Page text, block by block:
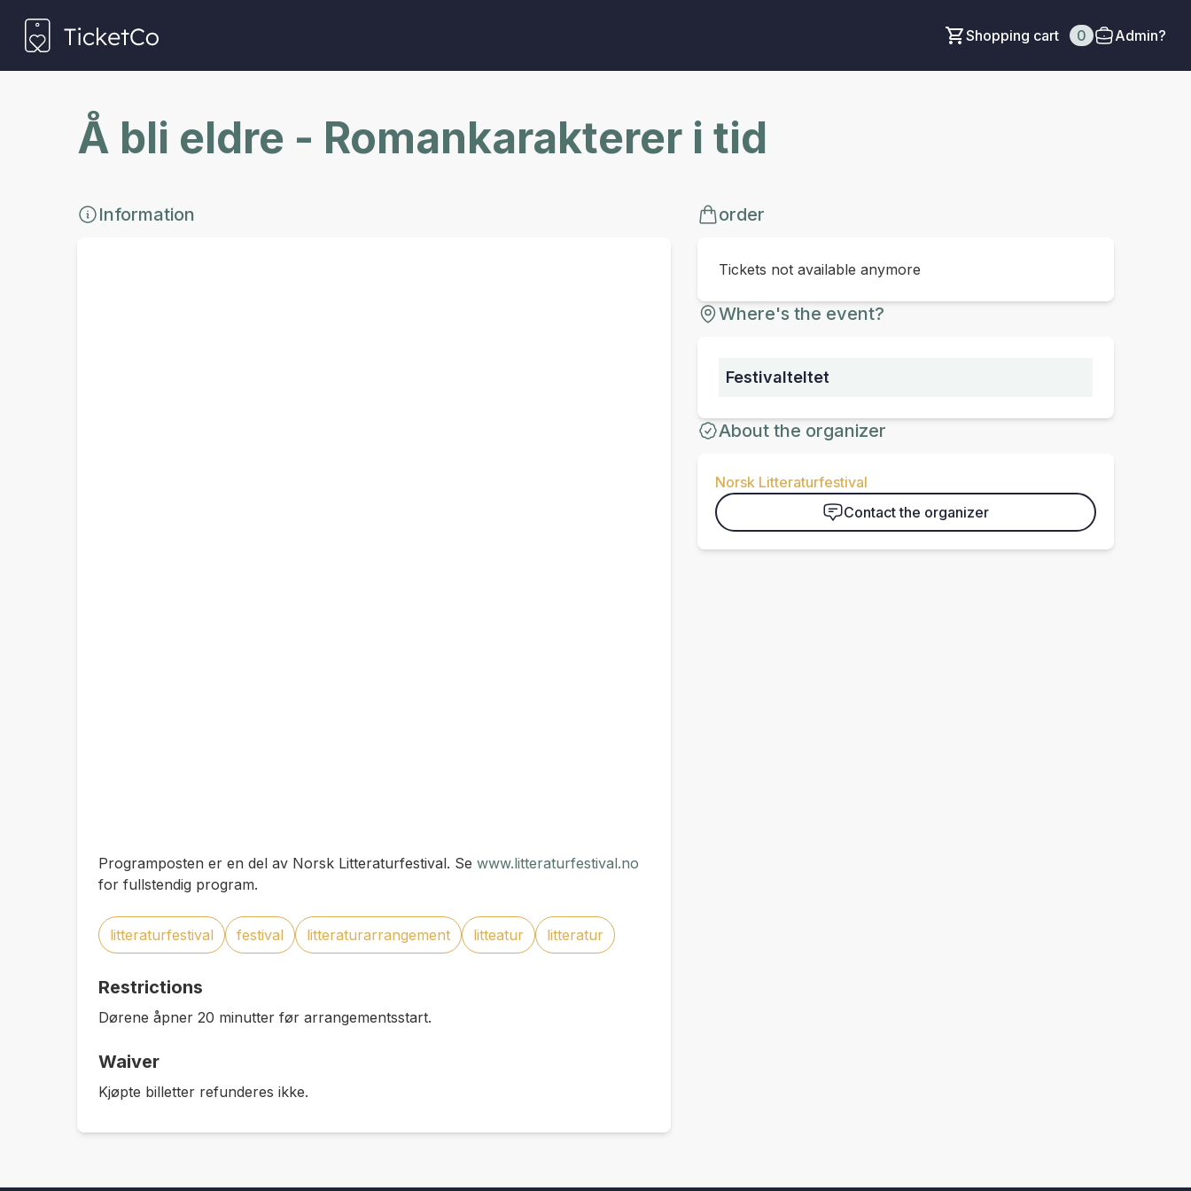
Shopping cart 0 Admin?
Å bli eldre - Romankarakterer i tid
Information
Programposten er en del av Norsk Litteraturfestival. Se www.litteraturfestival.no
for fullstendig program.
litteraturfestival festival litteraturarrangement litteatur litteratur
Restrictions
Dørene åpner 20 minutter før arrangementsstart.
Waiver
Kjøpte billetter refunderes ikke.
order
Tickets not available anymore
Where's the event?
Festivalteltet
About the organizer
Norsk Litteraturfestival
Contact the organizer